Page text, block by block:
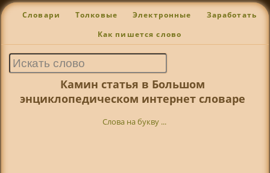
Словари Толковые Электронные Заработать
Как пишется слово
Камин статья в Большом
энциклопедическом интернет словаре
Слова на букву ...